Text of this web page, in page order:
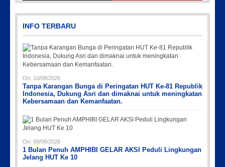
Picsart_23-04-10_00-36-15-097
Picsart_23-04-12_11-55-35-604
Picsart_23-04-12_12-24-51-034
Picsart_23-04-02_13-27-26-448
PicsArt_03-12-12.53.38
IMG-20191006-WA0043
INFO TERBARU
On: 10/08/2026
Tanpa Karangan Bunga di Peringatan HUT Ke-81 Republik
Indonesia, Dukung Asri dan dimaknai untuk meningkatan
Kebersamaan dan Kemanfaatan.
On: 08/08/2026
1 Bulan Penuh AMPHIBI GELAR AKSI Peduli Lingkungan
Jelang HUT Ke 10